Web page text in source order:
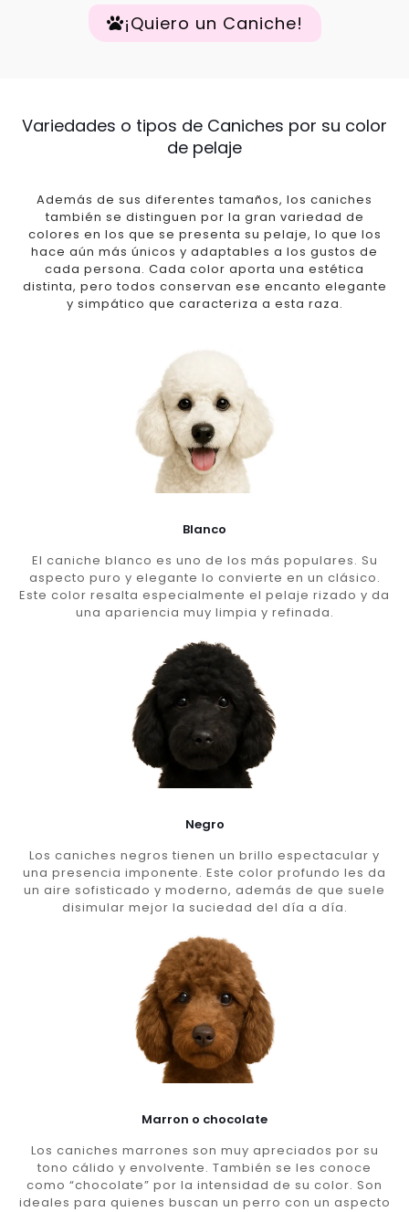
¡Quiero un Caniche!
Variedades o tipos de Caniches por su color
de pelaje
Además de sus diferentes tamaños, los caniches
también se distinguen por la gran variedad de
colores en los que se presenta su pelaje, lo que los
hace aún más únicos y adaptables a los gustos de
cada persona. Cada color aporta una estética
distinta, pero todos conservan ese encanto elegante
y simpático que caracteriza a esta raza.
Blanco
El caniche blanco es uno de los más populares. Su
aspecto puro y elegante lo convierte en un clásico.
Este color resalta especialmente el pelaje rizado y da
una apariencia muy limpia y refinada.
Negro
Los caniches negros tienen un brillo espectacular y
una presencia imponente. Este color profundo les da
un aire sofisticado y moderno, además de que suele
disimular mejor la suciedad del día a día.
Marron o chocolate
Los caniches marrones son muy apreciados por su
tono cálido y envolvente. También se les conoce
como “chocolate” por la intensidad de su color. Son
ideales para quienes buscan un perro con un aspecto